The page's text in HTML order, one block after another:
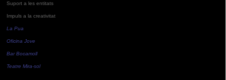
Suport a les entitats
Impuls a la creativitat
La Pua
Oficina Jove
Bar Bocamoll
Teatre Mira-sol